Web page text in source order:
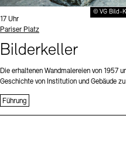
© VG Bild-
Uhrzeit:
17 Uhr
Standort
Pariser Platz
Bilderkeller
Die erhaltenen Wandmalereien von 1957
Geschichte von Institution und Gebäude
Führung